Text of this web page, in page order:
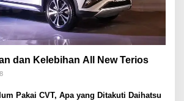
dan Kelebihan All New Terios
Pakai CVT, Apa yang Ditakuti Daihatsu